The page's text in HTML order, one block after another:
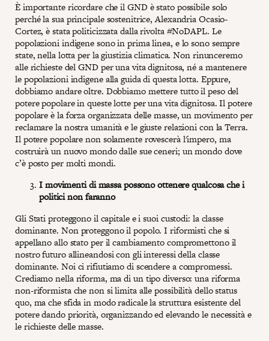
È importante ricordare che il GND è stato possibile solo
perché la sua principale sostenitrice, Alexandria Ocasio-
Cortez, è stata politicizzata dalla rivolta #NoDAPL. Le
popolazioni indigene sono in prima linea, e lo sono sempre
state, nella lotta per la giustizia climatica. Non rinunceremo
alle richieste del GND per una vita dignitosa, né a mantenere
le popolazioni indigene alla guida di questa lotta. Eppure,
dobbiamo andare oltre. Dobbiamo mettere tutto il peso del
potere popolare in queste lotte per una vita dignitosa. Il potere
popolare è la forza organizzata delle masse, un movimento per
reclamare la nostra umanità e le giuste relazioni con la Terra.
Il potere popolare non solamente rovescerà l'impero, ma
costruirà un nuovo mondo dalle sue ceneri; un mondo dove
c’è posto per molti mondi.
I movimenti di massa possono ottenere qualcosa che i
politici non faranno
Gli Stati proteggono il capitale e i suoi custodi: la classe
dominante. Non proteggono il popolo. I riformisti che si
appellano allo stato per il cambiamento compromettono il
nostro futuro allineandosi con gli interessi della classe
dominante. Noi ci rifiutiamo di scendere a compromessi.
Crediamo nella riforma, ma di un tipo diverso: una riforma
non-riformista che non si limita alle possibilità dello status
quo, ma che sfida in modo radicale la struttura esistente del
potere dando priorità, organizzando ed elevando le necessità e
le richieste delle masse.